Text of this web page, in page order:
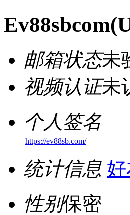
Ev88sbcom
邮箱状态未
视频认证未
个人签名
https://ev88sb.com/
统计信息
性别保密